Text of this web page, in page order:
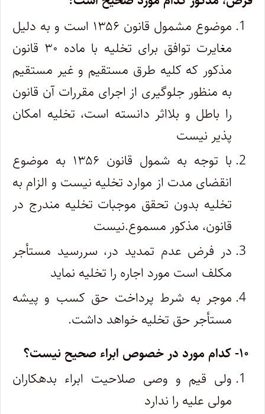
موضوع مشمول قانون ۱۳۵۶ است و به دلیل
مغایرت توافق برای تخلیه با ماده ۳۰ قانون
مذکور که کلیه طرق مستقیم و غیر مستقیم
به منظور جلوگیری از اجرای مقررات آن قانون
را باطل و بلااثر دانسته است، تخلیه امکان
پذیر نیست
با توجه به شمول قانون ۱۳۵۶ به موضوع
انقضای مدت از موارد تخلیه نیست و الزام به
تخلیه بدون تحقق موجبات تخلیه مندرج در
قانون، مذکور مسموع.نیست
در فرض عدم تمدید در، سررسید مستأجر
مکلف است مورد اجاره را تخلیه نماید
موجر به شرط پرداخت حق کسب و پیشه
مستأجر حق تخلیه خواهد داشت.
ولی قیم و وصی صلاحیت ابراء بدهکاران
مولی علیه را ندارد